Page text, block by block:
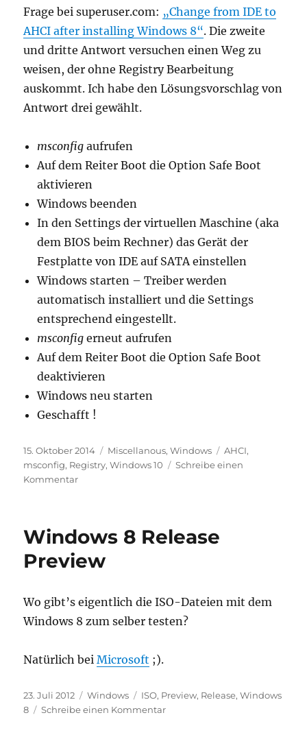
Frage bei superuser.com: „Change from IDE to
AHCI after installing Windows 8“. Die zweite
und dritte Antwort versuchen einen Weg zu
weisen, der ohne Registry Bearbeitung
auskommt. Ich habe den Lösungsvorschlag von
Antwort drei gewählt.
msconfig aufrufen
Auf dem Reiter Boot die Option Safe Boot
aktivieren
Windows beenden
In den Settings der virtuellen Maschine (aka
dem BIOS beim Rechner) das Gerät der
Festplatte von IDE auf SATA einstellen
Windows starten – Treiber werden
automatisch installiert und die Settings
entsprechend eingestellt.
msconfig erneut aufrufen
Auf dem Reiter Boot die Option Safe Boot
deaktivieren
Windows neu starten
Geschafft !
Veröffentlicht
am
15. Oktober 2014 Kategorien
Miscellanous,Windows Schlagwörter
AHCI,
msconfig, Registry,Windows 10
Schreibe einen
Kommentarzu
Windows
Windows 8 Release
Preview
Wo gibt’s eigentlich die ISO-Dateien mit dem
Windows 8 zum selber testen?
Natürlich beiMicrosoft ;).
Veröffentlicht
am
23. Juli 2012 Kategorien
Windows Schlagwörter
ISO, Preview, Release,Windows
8
Schreibe einen Kommentarzu